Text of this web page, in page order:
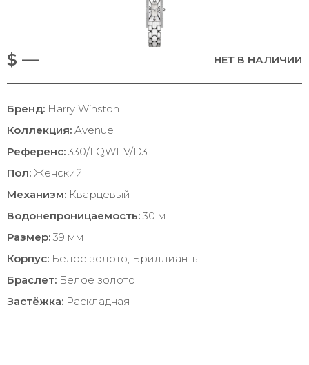
$ — НЕТ В НАЛИЧИИ
Бренд: Harry Winston
Коллекция: Avenue
Референс: 330/LQWL.V/D3.1
Пол: Женский
Механизм: Кварцевый
Водонепроницаемость: 30 м
Размер: 39 мм
Корпус: Белое золото, Бриллианты
Браслет: Белое золото
Застёжка: Раскладная